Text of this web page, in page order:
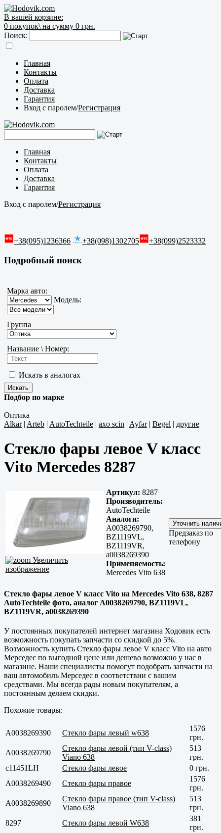
В вашей корзине:
0 покупок\ на сумму 0 грн.
Поиск:
Главная
Контакты
Оплата
Доставка
Гарантия
Вход с паролем/Регистрация
Главная
Контакты
Оплата
Доставка
Гарантия
Вход с паролем/Регистрация
+38(095)1236366 +38(098)1302705 +38(099)2523332
Подробный поиск
Марка авто:
Модель:
Группа
Название \ Номер:
Искать в аналогах
Подбор по марке
Оптика
Alkar| Arteb | AutoTechteile | axo scin | Ayfar| Begel | другие
Стекло фары левое V класс
Vito Mercedes 8287
Увеличить
изображение
Артикул: 8287
Производитель:
AutoTechteile
Аналоги:
A0038269790,
BZ1119VL,
BZ1119VR,
a0038269390
Применяемость:
Mercedes Vito 638
Предзаказ по
телефону
Стекло фары левое V класс Vito на Mercedes Vito 638, 8287
AutoTechteile фото, аналог A0038269790, BZ1119VL,
BZ1119VR, a0038269390
У постоянных покупателей интернет магазина Ходовик есть
возможность покупать запчасти со скидкой до 5%.
Возможность купить Стекло фары левое V класс Vito на авто
Мерседес по выгодной цене или дешево возможно у нас в
магазине. Наши специалисты помогут подобрать запчасти на
ваш автомобиль Мерседес в соответствии с вашим
средствами. Мы всегда рады новым покупателям, а
постоянным делаем скидки.
Похожие товары:
A0038269390 Стекло фары левый w638
1576
грн.
A0038269790
Стекло фары левой (тип V-class)
Viano 638
513
грн.
с11451LH
Стекло фары левое
0 грн.
A0038269490
Стекло фары правое
1576
грн.
A0038269890
Стекло фары правое (тип V-class)
Viano 638
513
грн.
8297
Стекло фары левой W638
381
грн.